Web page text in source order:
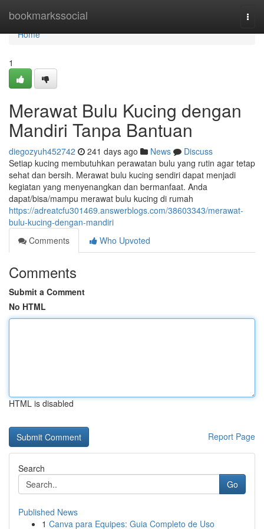
bookmarkssocial
Home
Home
1
Merawat Bulu Kucing dengan
Mandiri Tanpa Bantuan
diegozyuh452742 241 days ago News
Discuss
Setiap kucing membutuhkan perawatan bulu yang rutin agar tetap
sehat dan bersih. Merawat bulu kucing sendiri dapat menjadi
kegiatan yang menyenangkan dan bermanfaat. Anda
dapat/bisa/mampu merawat bulu kucing di rumah
https://adreatcfu301469.answerblogs.com/38603343/merawat-
bulu-kucing-dengan-mandiri
Comments
Who Upvoted
Comments
Submit a Comment
No HTML
HTML is disabled
Report Page
Search
Go
Published News
1 Canva para Equipes: Guia Completo de Uso